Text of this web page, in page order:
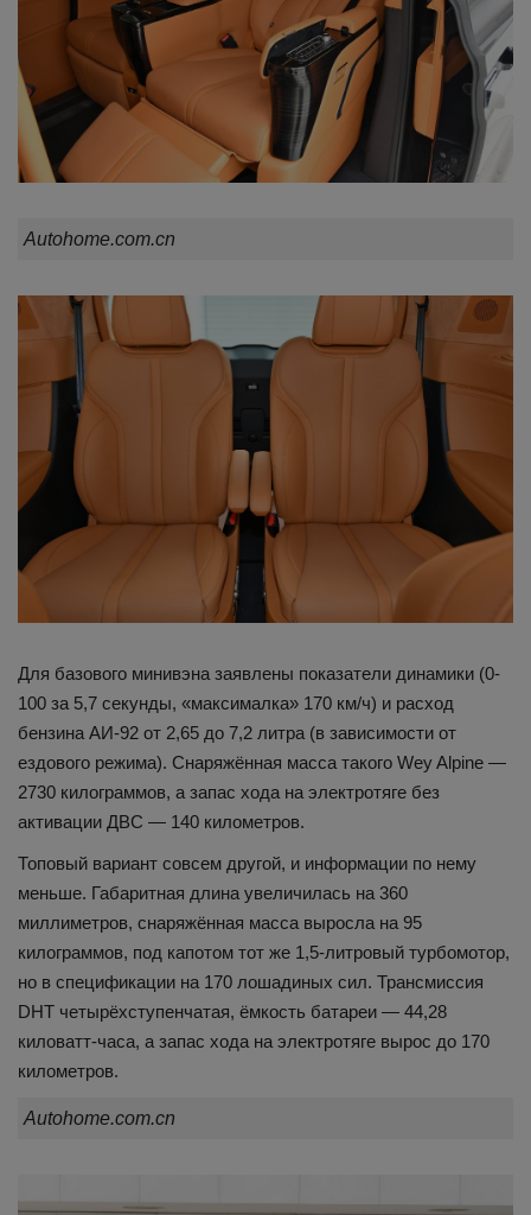
Autohome.com.cn
Для базового минивэна заявлены показатели динамики (0-
100 за 5,7 секунды, «максималка» 170 км/ч) и расход
бензина АИ-92 от 2,65 до 7,2 литра (в зависимости от
ездового режима). Снаряжённая масса такого Wey Alpine —
2730 килограммов, а запас хода на электротяге без
активации ДВС — 140 километров.
Топовый вариант совсем другой, и информации по нему
меньше. Габаритная длина увеличилась на 360
миллиметров, снаряжённая масса выросла на 95
килограммов, под капотом тот же 1,5-литровый турбомотор,
но в спецификации на 170 лошадиных сил. Трансмиссия
DHT четырёхступенчатая, ёмкость батареи — 44,28
киловатт-часа, а запас хода на электротяге вырос до 170
километров.
Autohome.com.cn